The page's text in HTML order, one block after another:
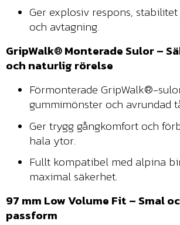
Ger explosiv respons,
och avtagning.
GripWalk® Monterade Sulor –
och naturlig rörelse
Förmonterade GripWalk®-
gummimönster och avrundad
Ger trygg gångkomfort och
hala ytor.
Fullt kompatibel med alpina
maximal säkerhet.
97 mm Low Volume Fit – Smal
passform